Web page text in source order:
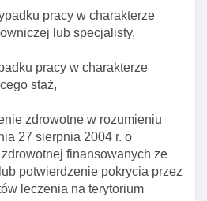
pracy w charakterze
lub specjalisty,
pracy w charakterze
staż,
zdrowotne w rozumieniu
27 sierpnia 2004 r. o
finansowanych ze
potwierdzenie pokrycia przez
leczenia na terytorium
o udzieleniu zezwolenia
pracę
na pobyt czasowy I
zmianę zezwolenia na pobyt
w sprawie wzoru
o zmianę zezwolenia na pobyt